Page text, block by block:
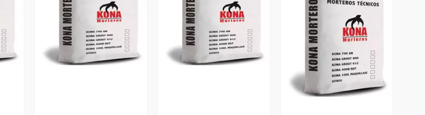
Vista Previa Vista Previa
Vista Previa